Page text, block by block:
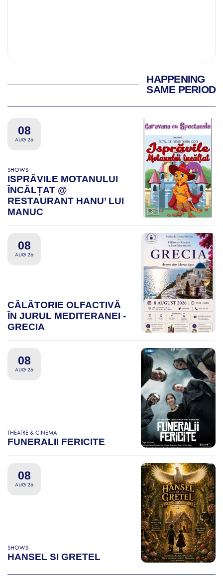
HAPPENING
SAME PERIOD
08
AUG 26
SHOWS
ISPRĂVILE MOTANULUI
ÎNCĂLȚAT @
RESTAURANT HANU’ LUI
MANUC
08
AUG 26
CĂLĂTORIE OLFACTIVĂ
ÎN JURUL MEDITERANEI -
GRECIA
08
AUG 26
THEATRE & CINEMA
FUNERALII FERICITE
08
AUG 26
SHOWS
HANSEL SI GRETEL